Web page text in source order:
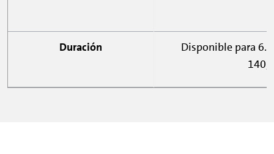
Duración
Disponible para